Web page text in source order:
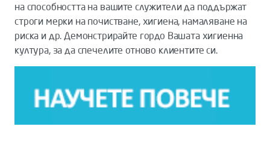
на способността на вашите служители да поддържат
строги мерки на почистване, хигиена, намаляване на
риска и др. Демонстрирайте гордо Вашата хигиенна
култура, за да спечелите отново клиентите си.